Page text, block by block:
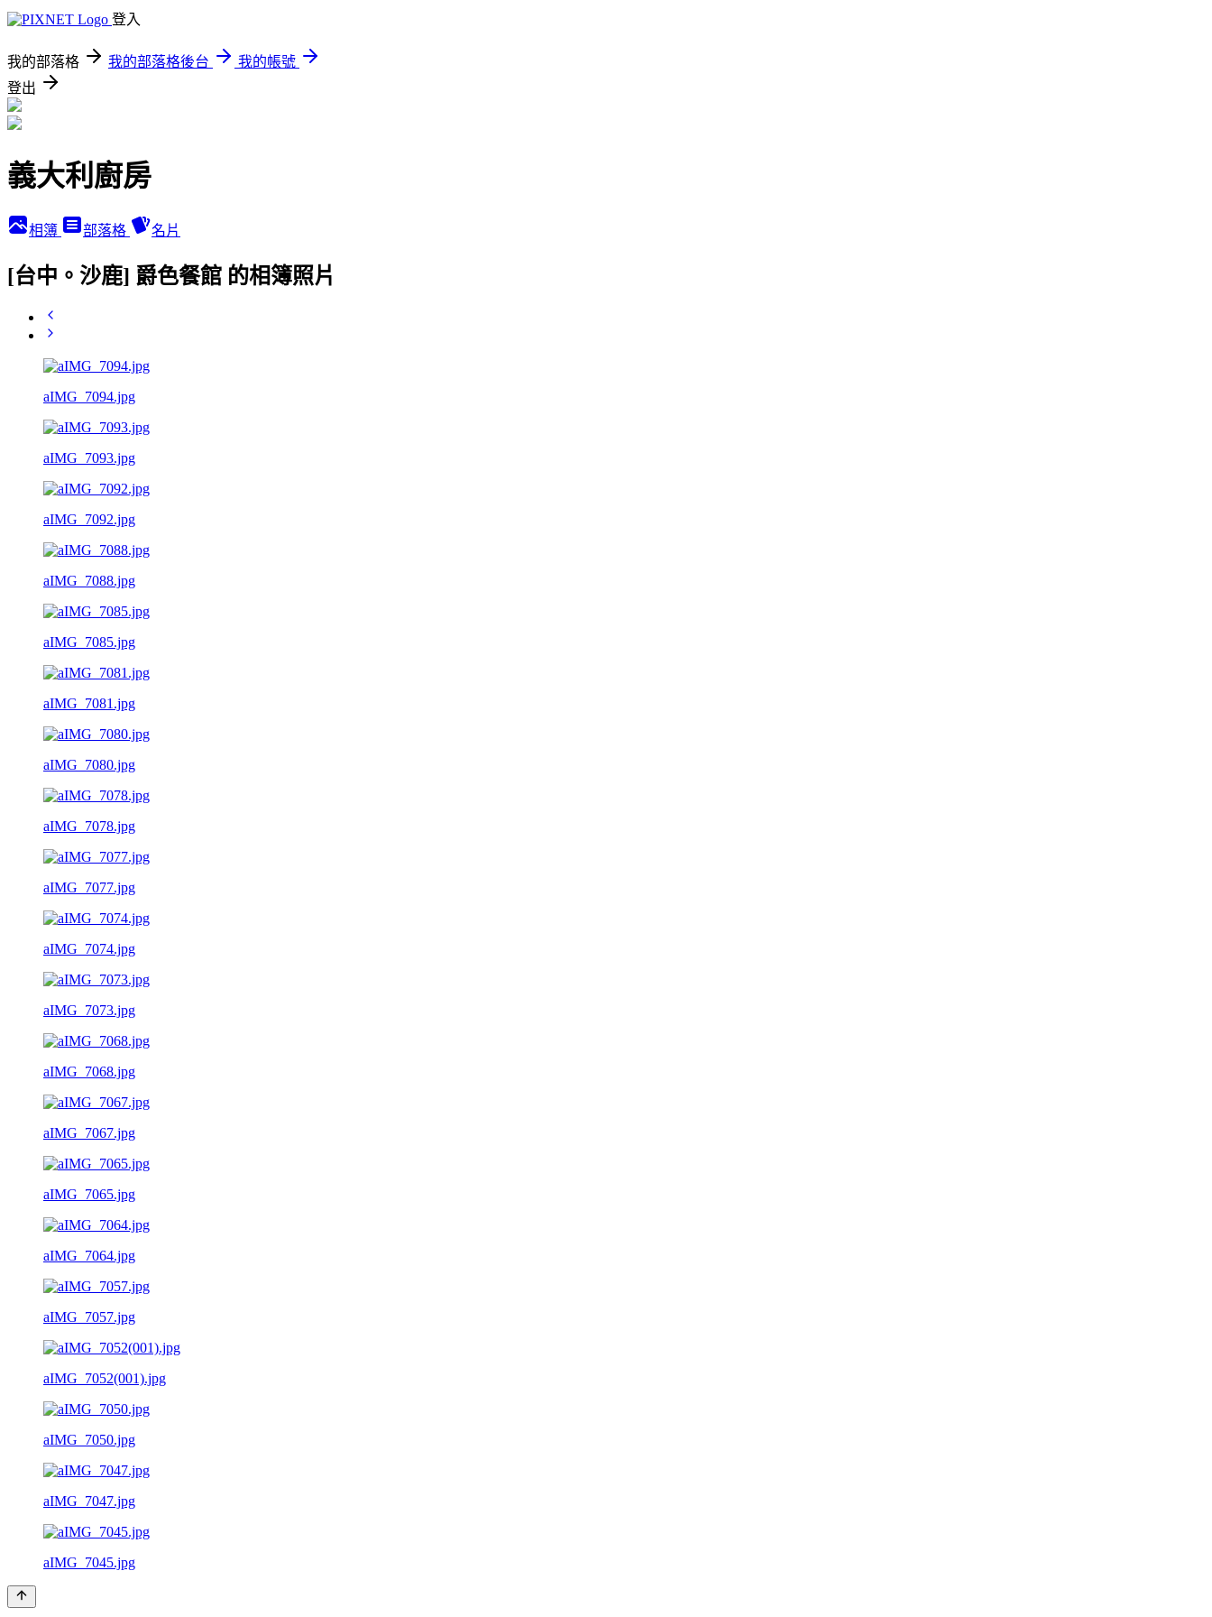
登入
我的部落格 我的部落格後台
我的帳號
登出
義大利廚房
相簿 部落格 名片
[台中。沙鹿] 爵色餐館 的相簿照片
aIMG_7094.jpg
aIMG_7093.jpg
aIMG_7092.jpg
aIMG_7088.jpg
aIMG_7085.jpg
aIMG_7081.jpg
aIMG_7080.jpg
aIMG_7078.jpg
aIMG_7077.jpg
aIMG_7074.jpg
aIMG_7073.jpg
aIMG_7068.jpg
aIMG_7067.jpg
aIMG_7065.jpg
aIMG_7064.jpg
aIMG_7057.jpg
aIMG_7052(001).jpg
aIMG_7050.jpg
aIMG_7047.jpg
aIMG_7045.jpg